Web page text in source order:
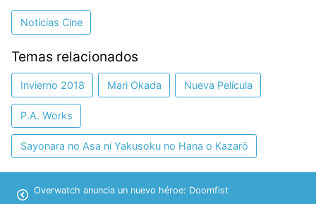
Noticias Cine
Temas relacionados
Invierno 2018 Mari Okada Nueva Película
P.A. Works
Sayonara no Asa ni Yakusoku no Hana o Kazarō
Overwatch anuncia un nuevo héroe: Doomfist